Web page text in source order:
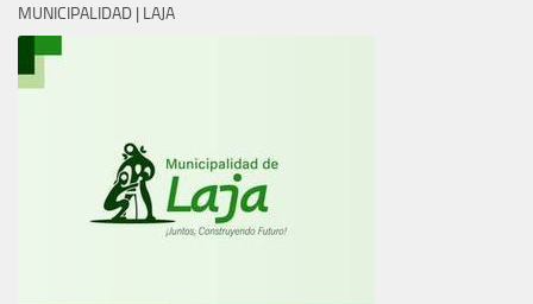
MUNICIPALIDAD | LAJA